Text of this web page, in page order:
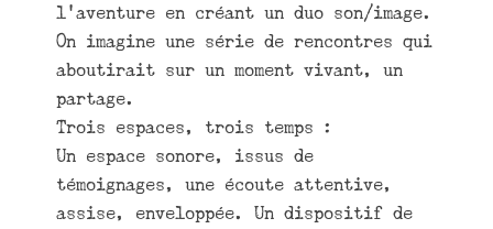
l’aventure en créant un duo son/image.
On imagine une série de rencontres qui
aboutirait sur un moment vivant, un
partage.
Trois espaces, trois temps :
Un espace sonore, issus de
témoignages, une écoute attentive,
assise, enveloppée. Un dispositif de